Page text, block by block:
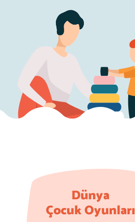
Dünya
Çocuk Oyunları